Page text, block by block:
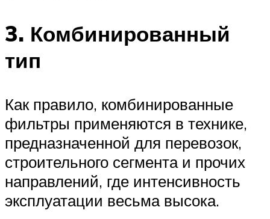
3. Комбинированный
тип
Как правило, комбинированные
фильтры применяются в технике,
предназначенной для перевозок,
строительного сегмента и прочих
направлений, где интенсивность
эксплуатации весьма высока.